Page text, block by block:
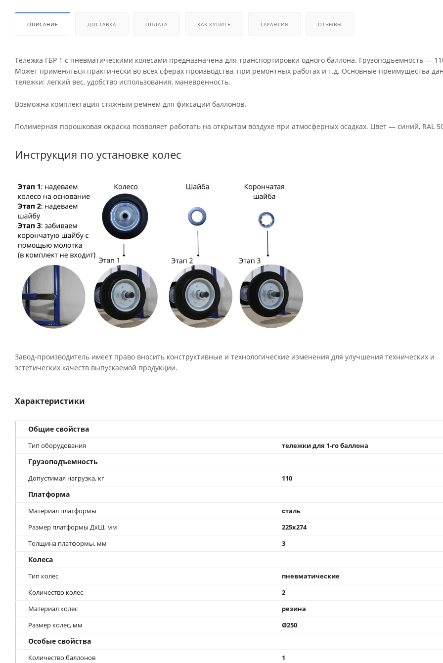
ОПИСАНИЕ ДОСТАВКА ОПЛАТА КАК КУПИТЬ ГАРАНТИЯ ОТЗЫВЫ
Тележка ГБР 1 с пневматическими колесами предназначена для транспортировки одного баллона. Грузоподъемность —
Может применяться практически во всех сферах производства, при ремонтных работах и т.д. Основные преимущества
тележки: легкий вес, удобство использования, маневренность.
Возможна комплектация стяжным ремнем для фиксации баллонов.
Полимерная порошковая окраска позволяет работать на открытом воздухе при атмосферных осадках. Цвет — синий, RAL
Инструкция по установке колес
Завод-производитель имеет право вносить конструктивные и технологические изменения для улучшения технических и
эстетических качеств выпускаемой продукции.
Характеристики
Общие свойства
Тип оборудования тележки для 1-го баллона
Грузоподъемность
Допустимая нагрузка, кг 110
Платформа
Материал платформы
сталь
Размер платформы ДхШ, мм
225x274
Толщина платформы, мм
3
Колеса
Тип колес
пневматические
Количество колес
2
Материал колес
резина
Размер колес, мм
Ø250
Особые свойства
Количество баллонов
1